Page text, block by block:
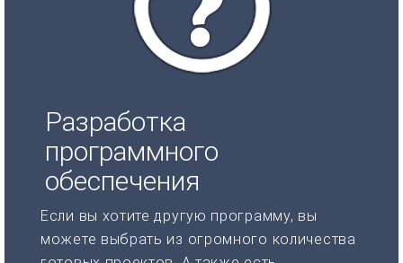
Разработка
программного
обеспечения
Если вы хотите другую программу, вы
можете выбрать из огромного количества